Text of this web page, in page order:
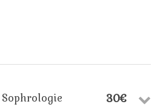
Sophrologie 30€